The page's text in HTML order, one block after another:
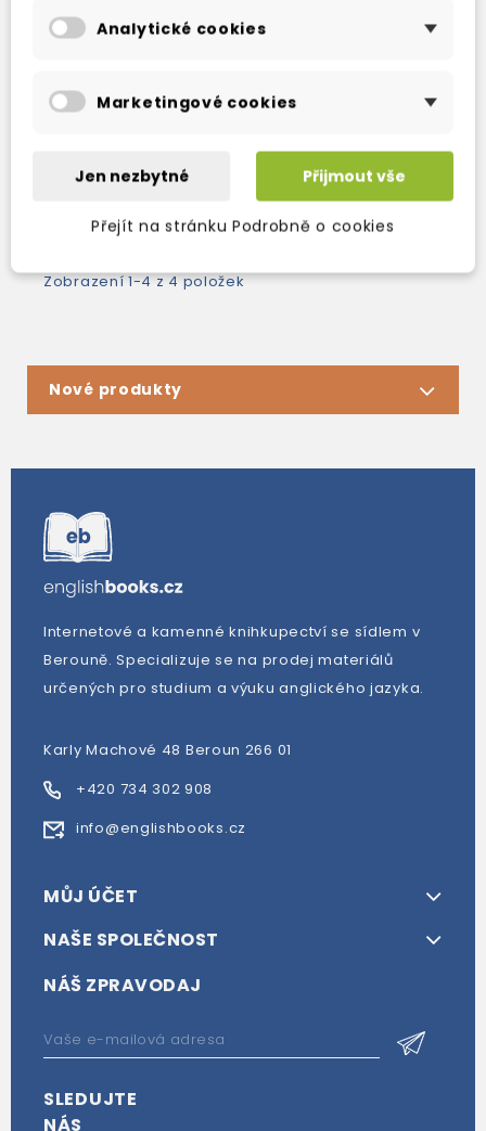
ENGLISH 365 LEVEL 3
skladem (ihned
995 Kč -15% 846 Kč
ENGLISH 365 LEVEL 2
skladem (ihned
399 Kč -15% 339 Kč
Zobrazení 1-4 z 4 položek
Nové produkty
Internetové a kamenné knihkupectví se sídlem v
Berouně. Specializuje se na prodej materiálů
určených pro studium a výuku anglického jazyka.
Karly Machové 48 Beroun 266 01
+420 734 302 908
info@englishbooks.cz
MŮJ ÚČET
NAŠE SPOLEČNOST
NÁŠ ZPRAVODAJ
SLEDUJTE
NÁS
Analytické cookies
Marketingové cookies
Jen nezbytné Přijmout vše
Přejít na stránku Podrobně o cookies